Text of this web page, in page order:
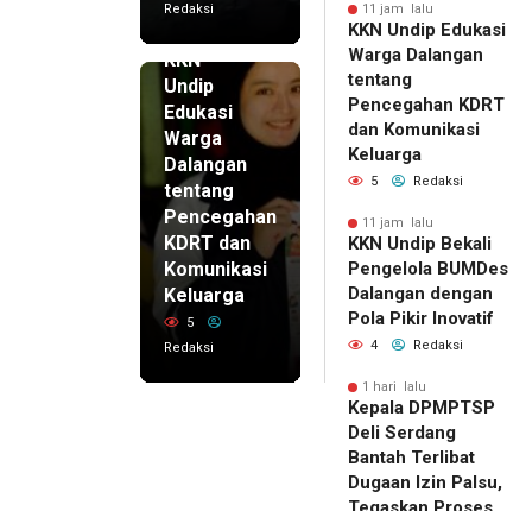
Redaksi
KKN
Undip
Edukasi
Warga
Dalangan
tentang
Pencegahan
KDRT dan
Komunikasi
Keluarga
5
Redaksi
11 jam lalu
KKN Undip Edukasi
Warga Dalangan
tentang
Pencegahan KDRT
dan Komunikasi
Keluarga
5 Redaksi
11 jam lalu
KKN Undip Bekali
Pengelola BUMDes
Dalangan dengan
Pola Pikir Inovatif
4 Redaksi
1 hari lalu
Kepala DPMPTSP
Deli Serdang
Bantah Terlibat
Dugaan Izin Palsu,